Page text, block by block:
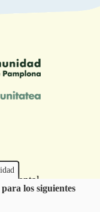
de la
los siguientes